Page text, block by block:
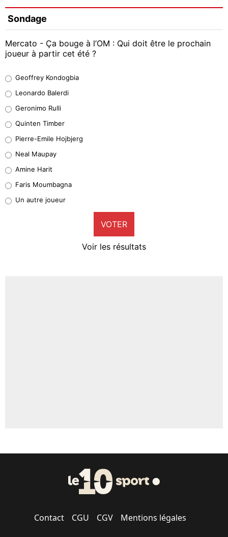
Sondage
Mercato - Ça bouge à l’OM : Qui doit être le prochain
joueur à partir cet été ?
38%
32%
5%
1%
9%
Geoffrey Kondogbia
Leonardo Balerdi
Geronimo Rulli
Quinten Timber
Pierre-Emile Hojbjerg
Neal Maupay
Amine Harit
Faris Moumbagna
Un autre joueur
VOTER
Voir les résultats
Contact CGU CGV Mentions légales